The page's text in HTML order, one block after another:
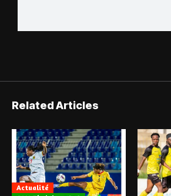
Related Articles
Actualité